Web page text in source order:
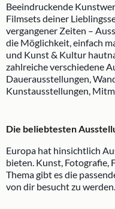
Beeindruckende
Filmsets deiner
vergangener Zeiten –
die Möglichkeit, einfach
und Kunst & Kultur
zahlreiche verschiedene
Dauerausstellungen,
Kunstausstellungen,
Die beliebtesten
Europa hat hinsichtlich
bieten. Kunst, Fotografie,
Thema gibt es die
von dir besucht zu werden.